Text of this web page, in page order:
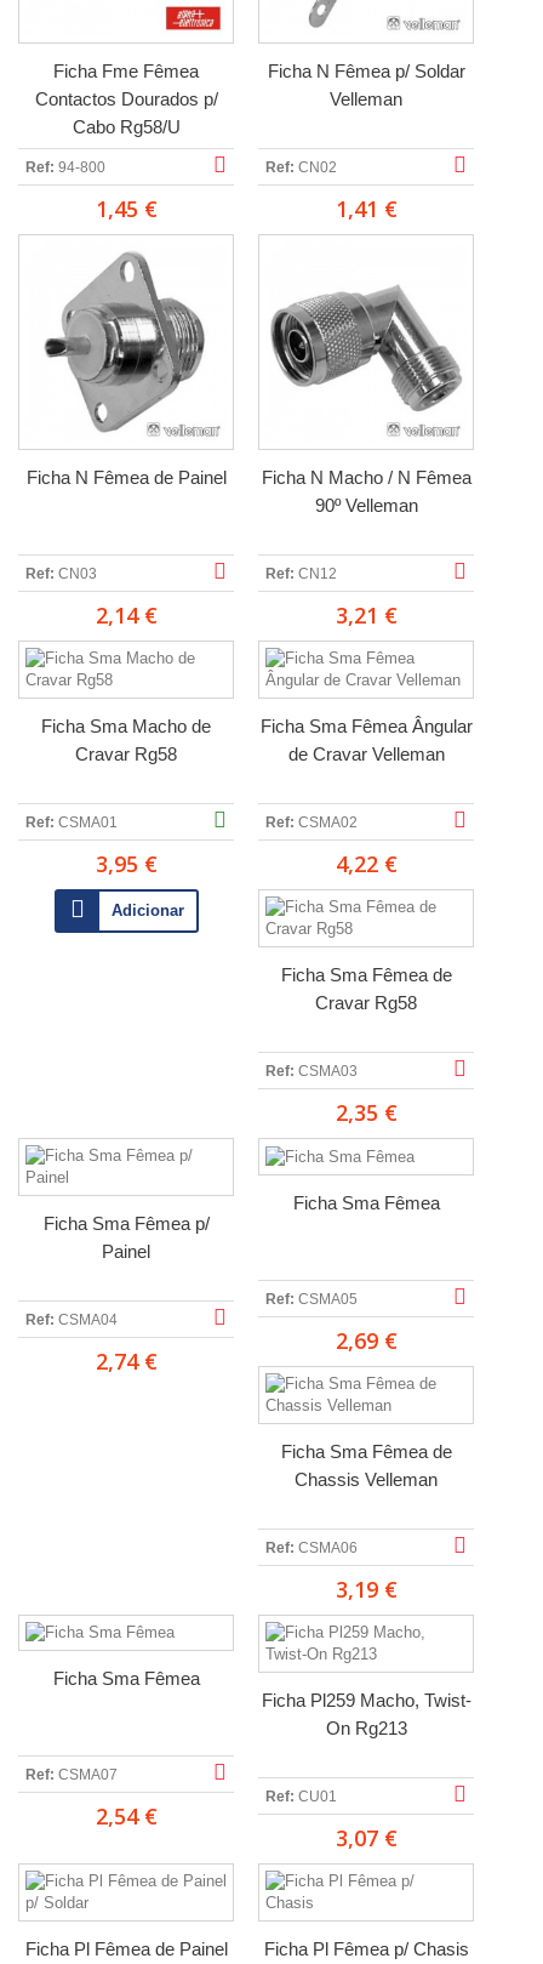
Ficha Fme Fêmea
Contactos Dourados p/
Cabo Rg58/U
Ref: 94-800
1,45 €
Ficha N Fêmea p/ Soldar
Velleman
Ref: CN02
1,41 €
Ficha N Fêmea de Painel
Ref: CN03
2,14 €
Ficha N Macho / N Fêmea
90º Velleman
Ref: CN12
3,21 €
Ficha Sma Macho de
Cravar Rg58
Ref: CSMA01
3,95 €
Adicionar
Ficha Sma Fêmea Ângular
de Cravar Velleman
Ref: CSMA02
4,22 €
Ficha Sma Fêmea de
Cravar Rg58
Ref: CSMA03
2,35 €
Ficha Sma Fêmea p/
Painel
Ref: CSMA04
2,74 €
Ficha Sma Fêmea
Ref: CSMA05
2,69 €
Ficha Sma Fêmea de
Chassis Velleman
Ref: CSMA06
3,19 €
Ficha Sma Fêmea
Ref: CSMA07
2,54 €
Ficha Pl259 Macho, Twist-
On Rg213
Ref: CU01
3,07 €
Ficha Pl Fêmea de Painel
Ficha Pl Fêmea p/ Chasis